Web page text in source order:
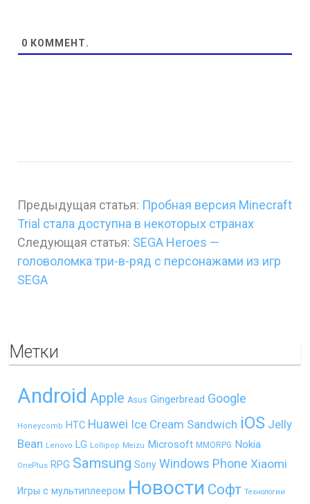
0 КОММЕНТ.
Предыдущая статья: Пробная версия Minecraft
Trial стала доступна в некоторых странах
Следующая статья: SEGA Heroes —
головоломка три-в-ряд с персонажами из игр
SEGA
Метки
Android Apple Asus Gingerbread Google
Honeycomb HTC Huawei Ice Cream Sandwich iOS Jelly
Bean Lenovo LG Lollipop Meizu Microsoft MMORPG Nokia
OnePlus RPG Samsung Sony Windows Phone Xiaomi
Игры с мультиплеером Новости Софт Технологии